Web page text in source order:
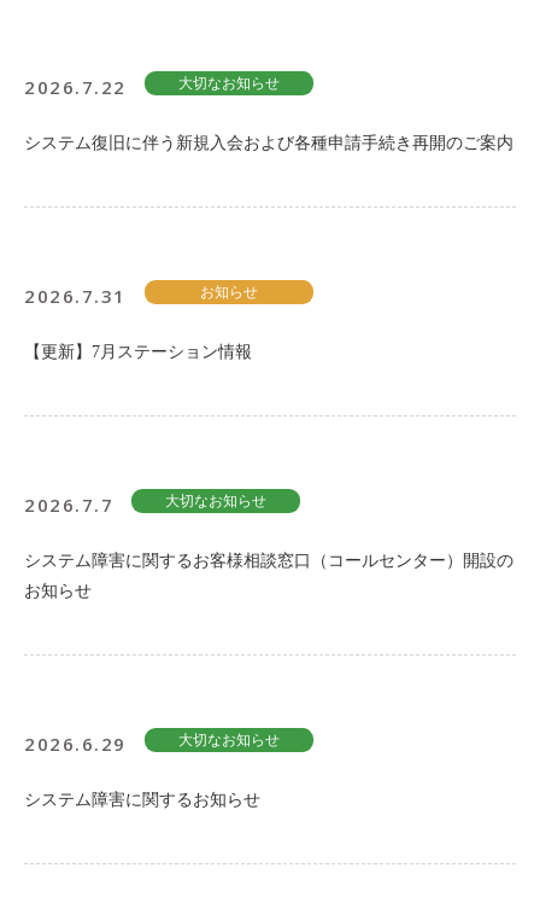
2026.7.22 大切なお知らせ
システム復旧に伴う新規入会および各種申請手続き再開のご案内
2026.7.31 お知らせ
【更新】7月ステーション情報
2026.7.7 大切なお知らせ
システム障害に関するお客様相談窓口（コールセンター）開設の
お知らせ
2026.6.29 大切なお知らせ
システム障害に関するお知らせ